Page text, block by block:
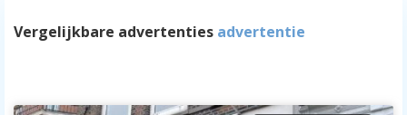
Vergelijkbare advertenties advertentie